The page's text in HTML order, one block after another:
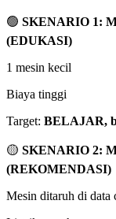
🟢 SKENARIO 1:
(EDUKASI)
1 mesin kecil
Biaya tinggi
Target: BELAJAR,
🟡 SKENARIO 2:
(REKOMENDASI)
Mesin ditaruh di data